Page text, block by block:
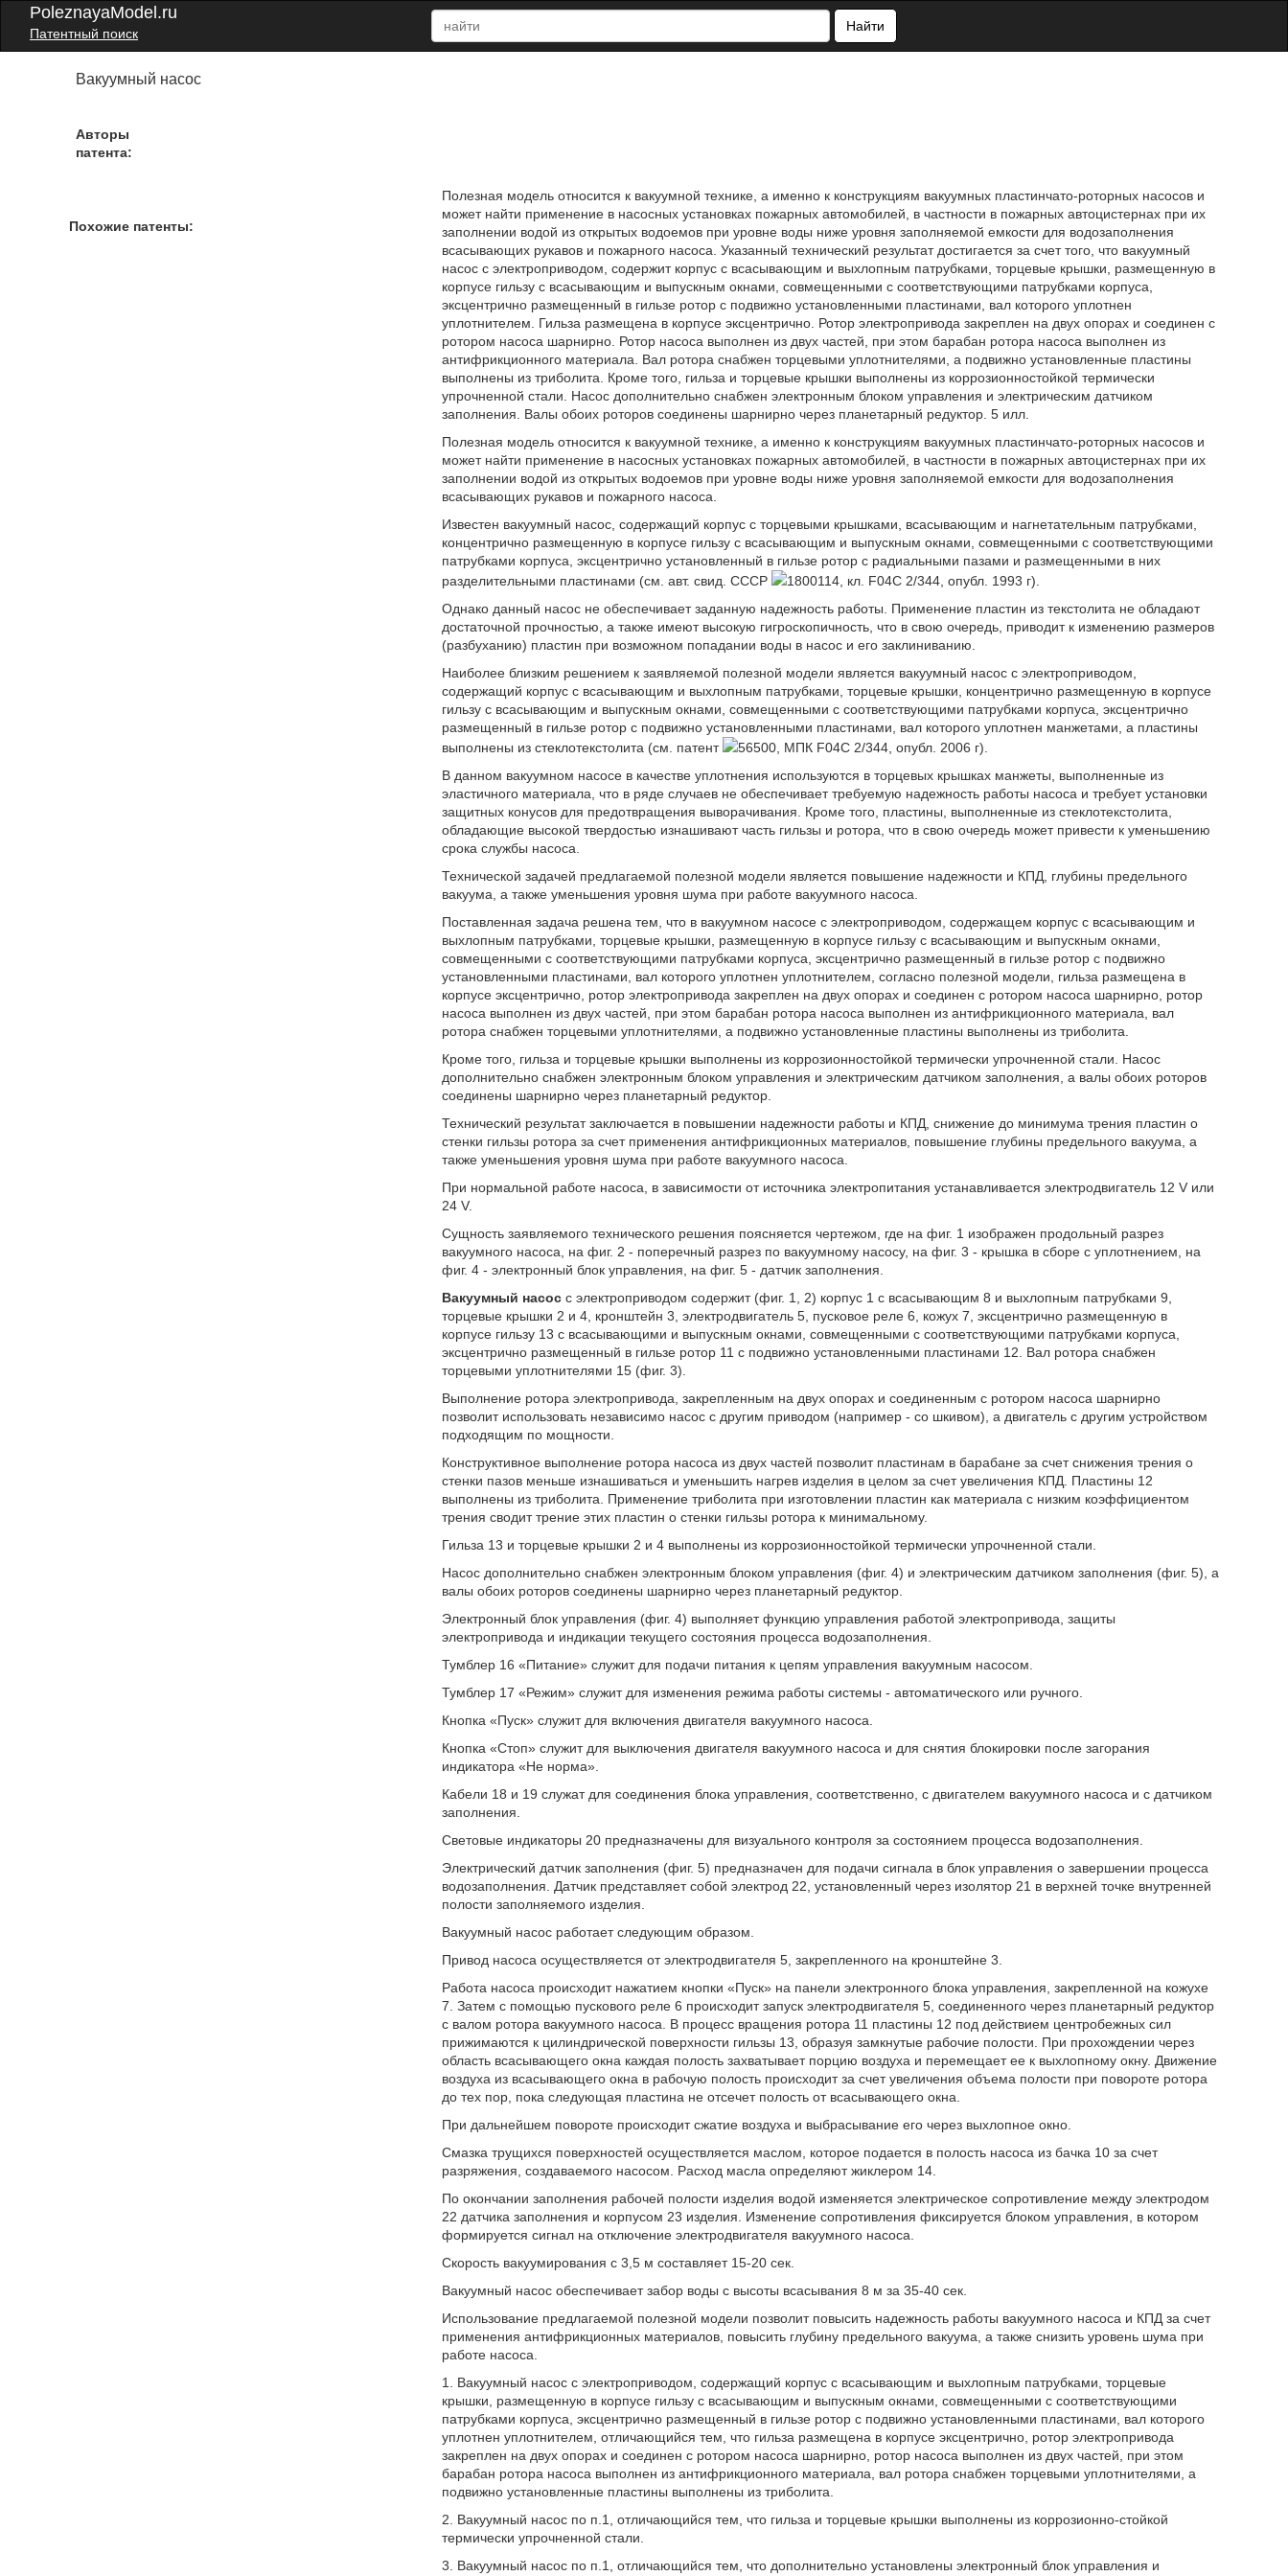
PoleznayaModel.ru
Патентный поиск
Найти
Вакуумный насос
Авторы
патента:
Полезная модель относится к вакуумной технике, а именно к конструкциям вакуумных пластинчато-роторных насосов и
может найти применение в насосных установках пожарных автомобилей, в частности в пожарных автоцистернах при их
заполнении водой из открытых водоемов при уровне воды ниже уровня заполняемой емкости для водозаполнения
всасывающих рукавов и пожарного насоса. Указанный технический результат достигается за счет того, что вакуумный
насос с электроприводом, содержит корпус с всасывающим и выхлопным патрубками, торцевые крышки, размещенную в
корпусе гильзу с всасывающим и выпускным окнами, совмещенными с соответствующими патрубками корпуса,
эксцентрично размещенный в гильзе ротор с подвижно установленными пластинами, вал которого уплотнен
уплотнителем. Гильза размещена в корпусе эксцентрично. Ротор электропривода закреплен на двух опорах и соединен с
ротором насоса шарнирно. Ротор насоса выполнен из двух частей, при этом барабан ротора насоса выполнен из
антифрикционного материала. Вал ротора снабжен торцевыми уплотнителями, а подвижно установленные пластины
выполнены из триболита. Кроме того, гильза и торцевые крышки выполнены из коррозионностойкой термически
упрочненной стали. Насос дополнительно снабжен электронным блоком управления и электрическим датчиком
заполнения. Валы обоих роторов соединены шарнирно через планетарный редуктор. 5 илл.
Полезная модель относится к вакуумной технике, а именно к конструкциям вакуумных пластинчато-роторных насосов и
может найти применение в насосных установках пожарных автомобилей, в частности в пожарных автоцистернах при их
заполнении водой из открытых водоемов при уровне воды ниже уровня заполняемой емкости для водозаполнения
всасывающих рукавов и пожарного насоса.
Известен вакуумный насос, содержащий корпус с торцевыми крышками, всасывающим и нагнетательным патрубками,
концентрично размещенную в корпусе гильзу с всасывающим и выпускным окнами, совмещенными с соответствующими
патрубками корпуса, эксцентрично установленный в гильзе ротор с радиальными пазами и размещенными в них
разделительными пластинами (см. авт. свид. СССР
1800114, кл. F04C 2/344, опубл. 1993 г).
Однако данный насос не обеспечивает заданную надежность работы. Применение пластин из текстолита не обладают
достаточной прочностью, а также имеют высокую гигроскопичность, что в свою очередь, приводит к изменению размеров
(разбуханию) пластин при возможном попадании воды в насос и его заклиниванию.
Наиболее близким решением к заявляемой полезной модели является вакуумный насос с электроприводом,
содержащий корпус с всасывающим и выхлопным патрубками, торцевые крышки, концентрично размещенную в корпусе
гильзу с всасывающим и выпускным окнами, совмещенными с соответствующими патрубками корпуса, эксцентрично
размещенный в гильзе ротор с подвижно установленными пластинами, вал которого уплотнен манжетами, а пластины
выполнены из стеклотекстолита (см. патент
56500, МПК F04C 2/344, опубл. 2006 г).
В данном вакуумном насосе в качестве уплотнения используются в торцевых крышках манжеты, выполненные из
эластичного материала, что в ряде случаев не обеспечивает требуемую надежность работы насоса и требует установки
защитных конусов для предотвращения выворачивания. Кроме того, пластины, выполненные из стеклотекстолита,
обладающие высокой твердостью изнашивают часть гильзы и ротора, что в свою очередь может привести к уменьшению
срока службы насоса.
Технической задачей предлагаемой полезной модели является повышение надежности и КПД, глубины предельного
вакуума, а также уменьшения уровня шума при работе вакуумного насоса.
Поставленная задача решена тем, что в вакуумном насосе с электроприводом, содержащем корпус с всасывающим и
выхлопным патрубками, торцевые крышки, размещенную в корпусе гильзу с всасывающим и выпускным окнами,
совмещенными с соответствующими патрубками корпуса, эксцентрично размещенный в гильзе ротор с подвижно
установленными пластинами, вал которого уплотнен уплотнителем, согласно полезной модели, гильза размещена в
корпусе эксцентрично, ротор электропривода закреплен на двух опорах и соединен с ротором насоса шарнирно, ротор
насоса выполнен из двух частей, при этом барабан ротора насоса выполнен из антифрикционного материала, вал
ротора снабжен торцевыми уплотнителями, а подвижно установленные пластины выполнены из триболита.
Кроме того, гильза и торцевые крышки выполнены из коррозионностойкой термически упрочненной стали. Насос
дополнительно снабжен электронным блоком управления и электрическим датчиком заполнения, а валы обоих роторов
соединены шарнирно через планетарный редуктор.
Технический результат заключается в повышении надежности работы и КПД, снижение до минимума трения пластин о
стенки гильзы ротора за счет применения антифрикционных материалов, повышение глубины предельного вакуума, а
также уменьшения уровня шума при работе вакуумного насоса.
При нормальной работе насоса, в зависимости от источника электропитания устанавливается электродвигатель 12 V или
24 V.
Сущность заявляемого технического решения поясняется чертежом, где на фиг. 1 изображен продольный разрез
вакуумного насоса, на фиг. 2 - поперечный разрез по вакуумному насосу, на фиг. 3 - крышка в сборе с уплотнением, на
фиг. 4 - электронный блок управления, на фиг. 5 - датчик заполнения.
Вакуумный насосс электроприводом содержит (фиг. 1, 2) корпус 1 с всасывающим 8 и выхлопным патрубками 9,
торцевые крышки 2 и 4, кронштейн 3, электродвигатель 5, пусковое реле 6, кожух 7, эксцентрично размещенную в
корпусе гильзу 13 с всасывающими и выпускным окнами, совмещенными с соответствующими патрубками корпуса,
эксцентрично размещенный в гильзе ротор 11 с подвижно установленными пластинами 12. Вал ротора снабжен
торцевыми уплотнителями 15 (фиг. 3).
Выполнение ротора электропривода, закрепленным на двух опорах и соединенным с ротором насоса шарнирно
позволит использовать независимо насос с другим приводом (например - со шкивом), а двигатель с другим устройством
подходящим по мощности.
Конструктивное выполнение ротора насоса из двух частей позволит пластинам в барабане за счет снижения трения о
стенки пазов меньше изнашиваться и уменьшить нагрев изделия в целом за счет увеличения КПД. Пластины 12
выполнены из триболита. Применение триболита при изготовлении пластин как материала с низким коэффициентом
трения сводит трение этих пластин о стенки гильзы ротора к минимальному.
Гильза 13 и торцевые крышки 2 и 4 выполнены из коррозионностойкой термически упрочненной стали.
Насос дополнительно снабжен электронным блоком управления (фиг. 4) и электрическим датчиком заполнения (фиг. 5), а
валы обоих роторов соединены шарнирно через планетарный редуктор.
Электронный блок управления (фиг. 4) выполняет функцию управления работой электропривода, защиты
электропривода и индикации текущего состояния процесса водозаполнения.
Тумблер 16 «Питание» служит для подачи питания к цепям управления вакуумным насосом.
Тумблер 17 «Режим» служит для изменения режима работы системы - автоматического или ручного.
Кнопка «Пуск» служит для включения двигателя вакуумного насоса.
Кнопка «Стоп» служит для выключения двигателя вакуумного насоса и для снятия блокировки после загорания
индикатора «Не норма».
Кабели 18 и 19 служат для соединения блока управления, соответственно, с двигателем вакуумного насоса и с датчиком
заполнения.
Световые индикаторы 20 предназначены для визуального контроля за состоянием процесса водозаполнения.
Электрический датчик заполнения (фиг. 5) предназначен для подачи сигнала в блок управления о завершении процесса
водозаполнения. Датчик представляет собой электрод 22, установленный через изолятор 21 в верхней точке внутренней
полости заполняемого изделия.
Вакуумный насос работает следующим образом.
Привод насоса осуществляется от электродвигателя 5, закрепленного на кронштейне 3.
Работа насоса происходит нажатием кнопки «Пуск» на панели электронного блока управления, закрепленной на кожухе
7. Затем с помощью пускового реле 6 происходит запуск электродвигателя 5, соединенного через планетарный редуктор
с валом ротора вакуумного насоса. В процесс вращения ротора 11 пластины 12 под действием центробежных сил
прижимаются к цилиндрической поверхности гильзы 13, образуя замкнутые рабочие полости. При прохождении через
область всасывающего окна каждая полость захватывает порцию воздуха и перемещает ее к выхлопному окну. Движение
воздуха из всасывающего окна в рабочую полость происходит за счет увеличения объема полости при повороте ротора
до тех пор, пока следующая пластина не отсечет полость от всасывающего окна.
При дальнейшем повороте происходит сжатие воздуха и выбрасывание его через выхлопное окно.
Смазка трущихся поверхностей осуществляется маслом, которое подается в полость насоса из бачка 10 за счет
разряжения, создаваемого насосом. Расход масла определяют жиклером 14.
По окончании заполнения рабочей полости изделия водой изменяется электрическое сопротивление между электродом
22 датчика заполнения и корпусом 23 изделия. Изменение сопротивления фиксируется блоком управления, в котором
формируется сигнал на отключение электродвигателя вакуумного насоса.
Скорость вакуумирования с 3,5 м составляет 15-20 сек.
Вакуумный насос обеспечивает забор воды с высоты всасывания 8 м за 35-40 сек.
Использование предлагаемой полезной модели позволит повысить надежность работы вакуумного насоса и КПД за счет
применения антифрикционных материалов, повысить глубину предельного вакуума, а также снизить уровень шума при
работе насоса.
1. Вакуумный насос с электроприводом, содержащий корпус с всасывающим и выхлопным патрубками, торцевые
крышки, размещенную в корпусе гильзу с всасывающим и выпускным окнами, совмещенными с соответствующими
патрубками корпуса, эксцентрично размещенный в гильзе ротор с подвижно установленными пластинами, вал которого
уплотнен уплотнителем, отличающийся тем, что гильза размещена в корпусе эксцентрично, ротор электропривода
закреплен на двух опорах и соединен с ротором насоса шарнирно, ротор насоса выполнен из двух частей, при этом
барабан ротора насоса выполнен из антифрикционного материала, вал ротора снабжен торцевыми уплотнителями, а
подвижно установленные пластины выполнены из триболита.
2. Вакуумный насос по п.1, отличающийся тем, что гильза и торцевые крышки выполнены из коррозионно-стойкой
термически упрочненной стали.
3. Вакуумный насос по п.1, отличающийся тем, что дополнительно установлены электронный блок управления и
Похожие патенты: